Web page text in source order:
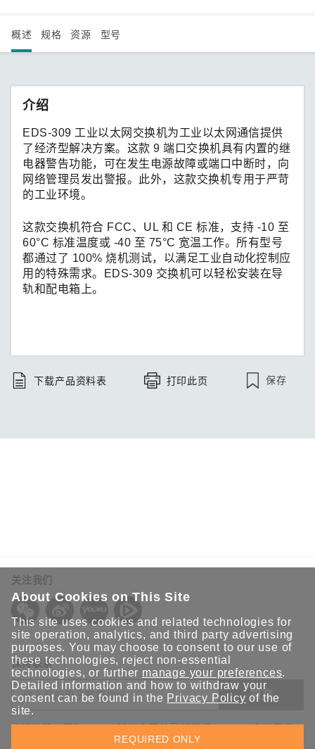
概述 规格 资源 型号
介绍
EDS-309 工业以太网交换机为工业以太网通信提供
了经济型解决方案。这款 9 端口交换机具有内置的继
电器警告功能，可在发生电源故障或端口中断时，向
网络管理员发出警报。此外，这款交换机专用于严苛
的工业环境。
这款交换机符合 FCC、UL 和 CE 标准，支持 -10 至
60°C 标准温度或 -40 至 75°C 宽温工作。所有型号
都通过了 100% 烧机测试，以满足工业自动化控制应
用的特殊需求。EDS-309 交换机可以轻松安装在导
轨和配电箱上。
下载产品资料表 打印此页 保存
关注我们
保持联系
提交
欢迎注册，获取 Moxa 解决方案的最新资讯。Moxa 充分尊重
您的隐私，绝不会透露您的邮箱信息。
About Cookies on This Site
This site uses cookies and related technologies for
site operation, analytics, and third party advertising
purposes. You may choose to consent to our use of
these technologies, reject non-essential
technologies, or further manage your preferences.
Detailed information and how to withdraw your
consent can be found in the Privacy Policy of the
site.
REQUIRED ONLY